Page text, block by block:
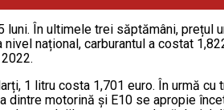
În ultimele trei săptămâni, prețul
național, carburantul a costat
1 litru costa 1,701 euro. În urmă
motorină și E10 se apropie